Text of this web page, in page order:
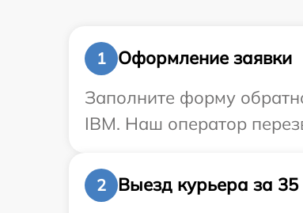
1
Оформление заявки
Заполните форму
IBM. Наш оператор
2
Выезд курьера за 35